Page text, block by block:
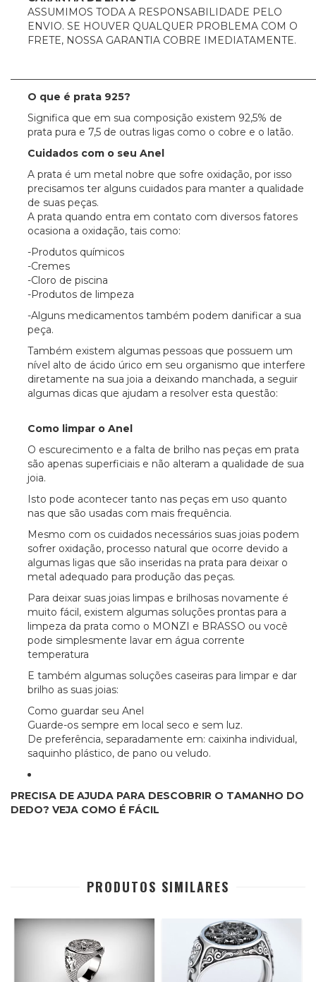
ASSUMIMOS TODA A RESPONSABILIDADE PELO
ENVIO. SE HOUVER QUALQUER PROBLEMA COM O
FRETE, NOSSA GARANTIA COBRE IMEDIATAMENTE.
O que é prata 925?
Significa que em sua composição existem 92,5% de
prata pura e 7,5 de outras ligas como o cobre e o latão.
Cuidados com o seu Anel
A prata é um metal nobre que sofre oxidação, por isso
precisamos ter alguns cuidados para manter a qualidade
de suas peças.
A prata quando entra em contato com diversos fatores
ocasiona a oxidação, tais como:
-Produtos químicos
-Cremes
-Cloro de piscina
-Produtos de limpeza
-Alguns medicamentos também podem danificar a sua
peça.
Também existem algumas pessoas que possuem um
nível alto de ácido úrico em seu organismo que interfere
diretamente na sua joia a deixando manchada, a seguir
algumas dicas que ajudam a resolver esta questão:
Como limpar o Anel
O escurecimento e a falta de brilho nas peças em prata
são apenas superficiais e não alteram a qualidade de sua
joia.
Isto pode acontecer tanto nas peças em uso quanto
nas que são usadas com mais frequência.
Mesmo com os cuidados necessários suas joias podem
sofrer oxidação, processo natural que ocorre devido a
algumas ligas que são inseridas na prata para deixar o
metal adequado para produção das peças.
Para deixar suas joias limpas e brilhosas novamente é
muito fácil, existem algumas soluções prontas para a
limpeza da prata como o MONZI e BRASSO ou você
pode simplesmente lavar em água corrente
temperatura
E também algumas soluções caseiras para limpar e dar
brilho as suas joias:
Como guardar seu Anel
Guarde-os sempre em local seco e sem luz.
De preferência, separadamente em: caixinha individual,
saquinho plástico, de pano ou veludo.
PRECISA DE AJUDA PARA DESCOBRIR O TAMANHO DO
DEDO? VEJA COMO É FÁCIL
PRODUTOS SIMILARES